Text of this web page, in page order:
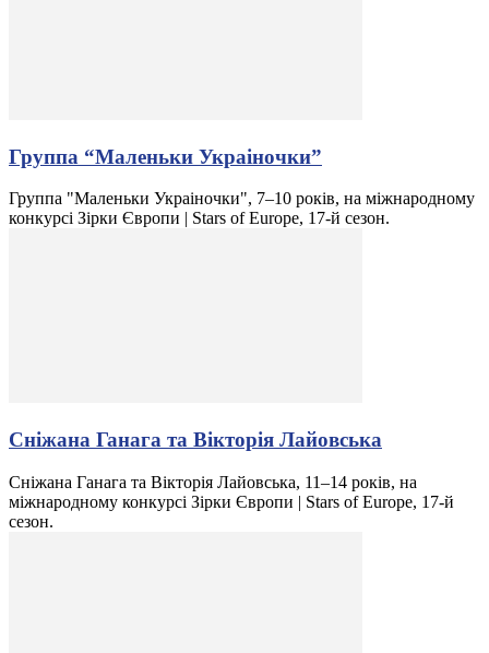
Группа “Маленьки Украіночки”
Группа "Маленьки Украіночки", 7–10 років, на міжнародному
конкурсі Зірки Європи | Stars of Europe, 17-й сезон.
Сніжана Ганага та Вікторія Лайовська
Сніжана Ганага та Вікторія Лайовська, 11–14 років, на
міжнародному конкурсі Зірки Європи | Stars of Europe, 17-й
сезон.